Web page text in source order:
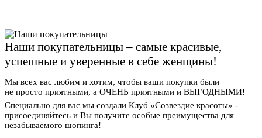
Наши покупательницы – самые красивые,
успешные и уверенные в себе женщины!
Мы всех вас любим и хотим, чтобы ваши покупки были
не просто приятными, а ОЧЕНЬ приятными и ВЫГОДНЫМИ!
Специально для вас мы создали Клуб «Созвездие красоты» -
присоединяйтесь и Вы получите особые преимущества для
незабываемого шопинга!